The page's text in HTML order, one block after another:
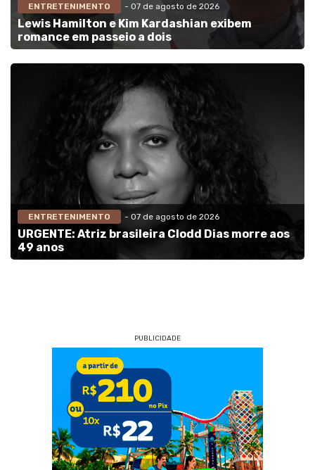
ENTRETENIMENTO - 07 de agosto de 2026
Lewis Hamilton e Kim Kardashian exibem
romance em passeio a dois
ENTRETENIMENTO - 07 de agosto de 2026
URGENTE: Atriz brasileira Clodd Dias morre aos
49 anos
PUBLICIDADE